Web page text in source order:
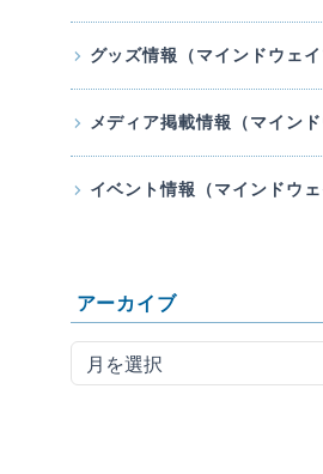
グッズ情報（マインドウェイ
イベント情報（マインドウェ
アーカイブ